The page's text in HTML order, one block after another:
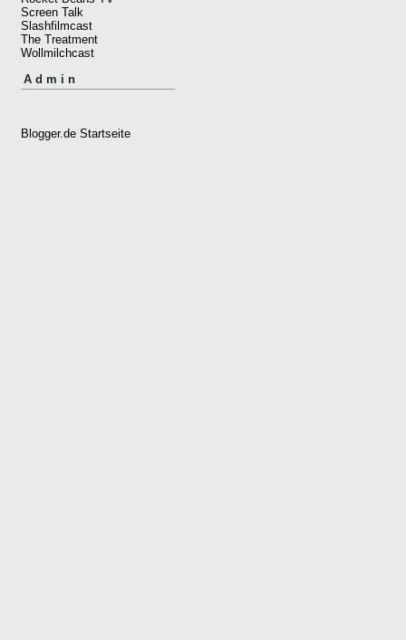
Screen Talk
Slashfilmcast
The Treatment
Wollmilchcast
Admin
Blogger.de Startseite